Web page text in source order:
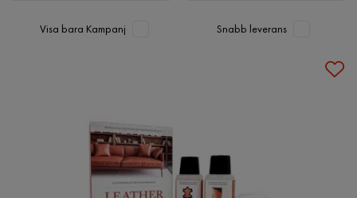
Visa bara Kampanj Snabb leverans